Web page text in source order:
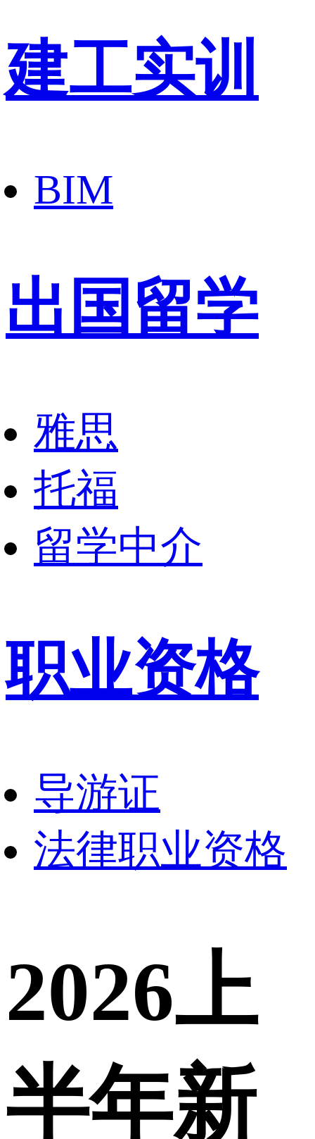
建工实训
BIM
出国留学
雅思
托福
留学中介
职业资格
导游证
法律职业资格
2026上
半年新